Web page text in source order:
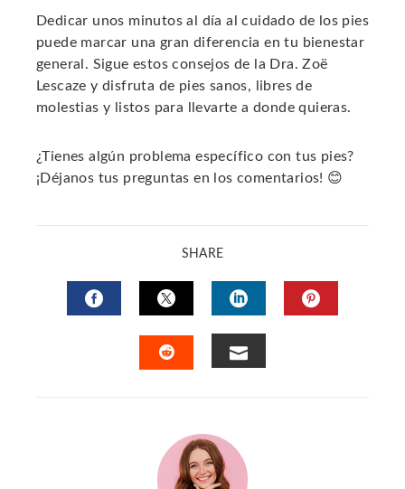
Dedicar unos minutos al día al cuidado de los pies
puede marcar una gran diferencia en tu bienestar
general. Sigue estos consejos de la Dra. Zoë
Lescaze y disfruta de pies sanos, libres de
molestias y listos para llevarte a donde quieras.
¿Tienes algún problema específico con tus pies?
¡Déjanos tus preguntas en los comentarios! 😊
SHARE
FACEBOOKTWITTERLINKEDIN